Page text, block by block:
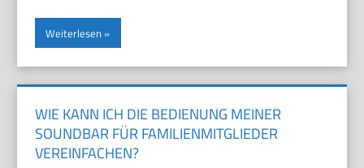
Weiterlesen
WIE KANN ICH DIE BEDIENUNG MEINER
SOUNDBAR FÜR FAMILIENMITGLIEDER
VEREINFACHEN?